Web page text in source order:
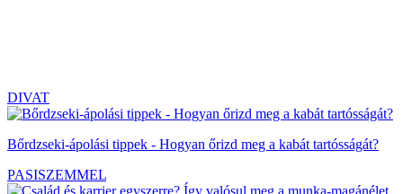
DIVAT
Bőrdzseki-ápolási tippek - Hogyan őrizd meg a kabát tartósságát?
PASISZEMMEL